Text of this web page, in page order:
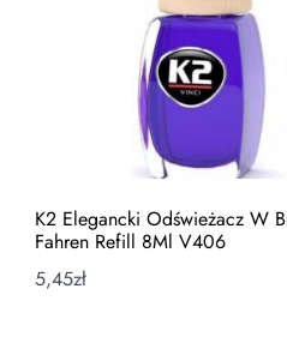
K2 Elegancki Odświeżacz W
Fahren Refill 8Ml V406
5,45zł